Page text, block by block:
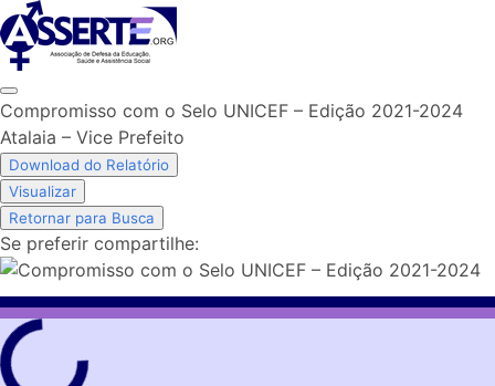
Skip
to
content
Compromisso com o Selo UNICEF – Edição 2021-2024
Atalaia – Vice Prefeito
Download do Relatório
Visualizar
Retornar para Busca
Se preferir compartilhe: